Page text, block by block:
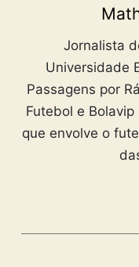
Jornalista
Universidade
Passagens por
Futebol e
que envolve o